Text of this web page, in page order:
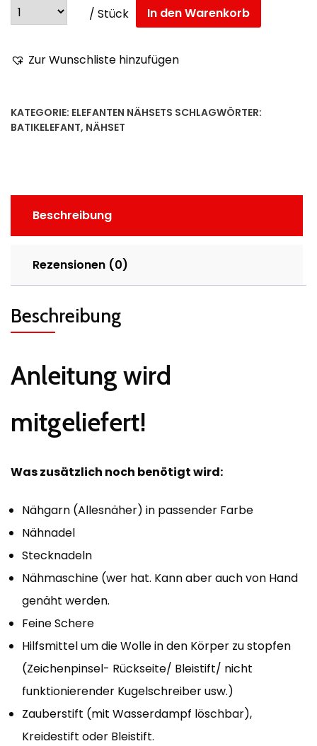
/ Stück In den Warenkorb
Zur Wunschliste hinzufügen
KATEGORIE: ELEFANTEN NÄHSETS SCHLAGWÖRTER:
BATIKELEFANT, NÄHSET
Beschreibung
Rezensionen (0)
Beschreibung
Anleitung wird
mitgeliefert!
Was zusätzlich noch benötigt wird:
Nähgarn (Allesnäher) in passender Farbe
Nähnadel
Stecknadeln
Nähmaschine (wer hat. Kann aber auch von Hand
genäht werden.
Feine Schere
Hilfsmittel um die Wolle in den Körper zu stopfen
(Zeichenpinsel- Rückseite/ Bleistift/ nicht
funktionierender Kugelschreiber usw.)
Zauberstift (mit Wasserdampf löschbar),
Kreidestift oder Bleistift.